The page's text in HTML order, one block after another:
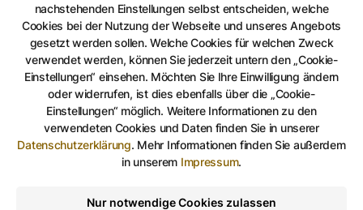
nachstehenden Einstellungen selbst entscheiden, welche
Cookies bei der Nutzung der Webseite und unseres Angebots
gesetzt werden sollen. Welche Cookies für welchen Zweck
verwendet werden, können Sie jederzeit untern den „Cookie-
Einstellungen“ einsehen. Möchten Sie Ihre Einwilligung ändern
oder widerrufen, ist dies ebenfalls über die „Cookie-
Einstellungen“ möglich. Weitere Informationen zu den
verwendeten Cookies und Daten finden Sie in unserer
Datenschutzerklärung. Mehr Informationen finden Sie außerdem
in unserem Impressum.
Nur notwendige Cookies zulassen
Stadtarchiv Gebührensatzung
Tierpark_Entgeltordnung
Tierheim_Entgeltordnung
Auf Facebook teilen
Auf Twitter teilenPer Link teilen